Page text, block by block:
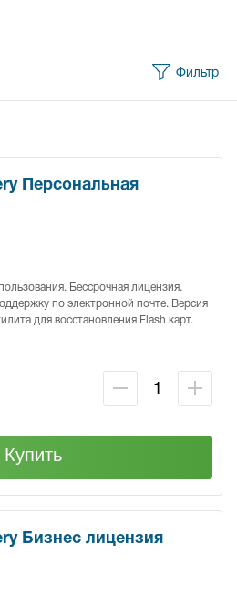
Фильтр
Персональная
Бессрочная лицензия.
по электронной почте. Версия
для восстановления Flash карт.
Купить
Бизнес лицензия